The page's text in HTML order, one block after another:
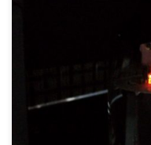
Industria Nacional Al
urbano con AES Argentina